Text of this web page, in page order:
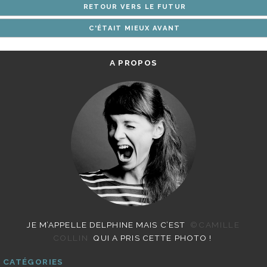
ARTICLES
RETOUR VERS LE FUTUR
C'ÉTAIT MIEUX AVANT
A PROPOS
JE M’APPELLE DELPHINE MAIS C’EST
©CAMILLE
COLLIN
QUI A PRIS CETTE PHOTO !
CATÉGORIES